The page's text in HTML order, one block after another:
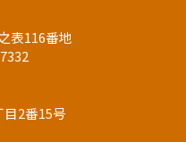
表116番地
2番15号